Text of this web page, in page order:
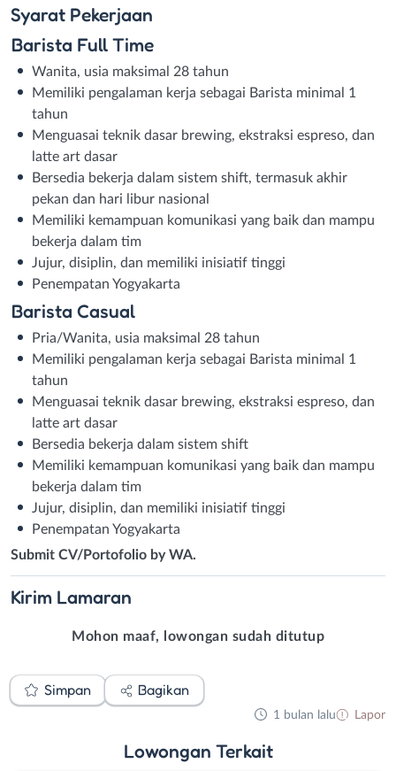
Syarat Pekerjaan
Barista Full Time
Wanita, usia maksimal 28 tahun
Memiliki pengalaman kerja sebagai Barista minimal 1
tahun
Menguasai teknik dasar brewing, ekstraksi espreso, dan
latte art dasar
Bersedia bekerja dalam sistem shift, termasuk akhir
pekan dan hari libur nasional
Memiliki kemampuan komunikasi yang baik dan mampu
bekerja dalam tim
Jujur, disiplin, dan memiliki inisiatif tinggi
Penempatan Yogyakarta
Barista Casual
Pria/Wanita, usia maksimal 28 tahun
Memiliki pengalaman kerja sebagai Barista minimal 1
tahun
Menguasai teknik dasar brewing, ekstraksi espreso, dan
latte art dasar
Bersedia bekerja dalam sistem shift
Memiliki kemampuan komunikasi yang baik dan mampu
bekerja dalam tim
Jujur, disiplin, dan memiliki inisiatif tinggi
Penempatan Yogyakarta
Submit CV/Portofolio by WA.
Kirim Lamaran
Mohon maaf, lowongan sudah ditutup
Simpan Bagikan
1 bulan lalu Lapor
Lowongan Terkait